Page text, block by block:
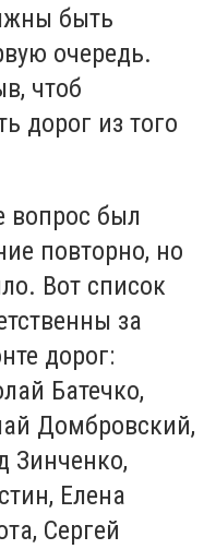
быть
очередь.
чтоб
дорог из того
вопрос был
повторно, но
Вот список
за
дорог:
Батечко,
Домбровский,
Зинченко,
Елена
Сергей